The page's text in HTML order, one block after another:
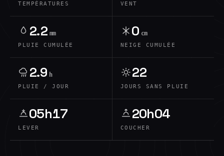
TEMPÉRATURES VENT
2.2 mm
PLUIE CUMULÉE
0 cm
NEIGE CUMULÉE
2.9 h
PLUIE / JOUR
22
JOURS SANS PLUIE
05h17
LEVER
20h04
COUCHER